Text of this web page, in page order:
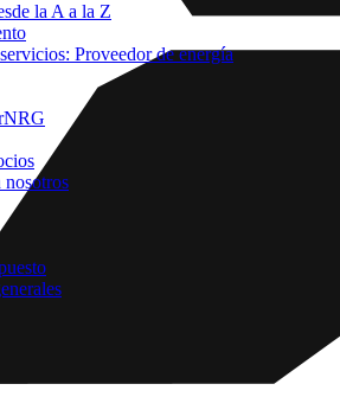
la A a la Z
Proveedor de energía
nosotros